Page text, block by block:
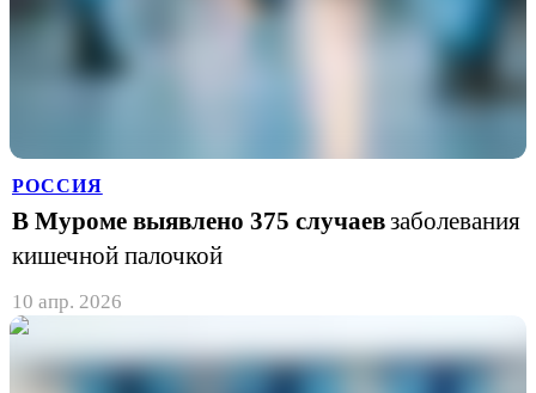
РОССИЯ
В Муроме выявлено 375 случаевзаболевания
кишечной палочкой
10 апр. 2026